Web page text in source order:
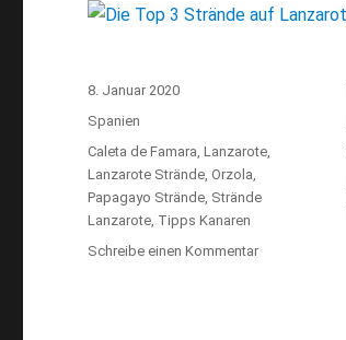
Veröffentlicht
am
8. Januar 2020
Kategorien
Spanien
Schlagwörter
Caleta de Famara ,Lanzarote
Lanzarote Strände ,Orzola
Papagayo Strände Strände
Lanzarote Tipps Kanaren
Schreibe einen Kommentar